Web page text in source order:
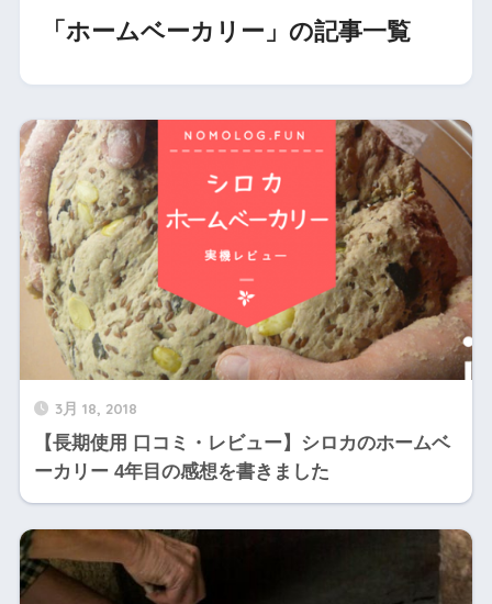
「ホームベーカリー」の記事一覧
3月 18, 2018
【長期使用 口コミ・レビュー】シロカのホームベ
ーカリー 4年目の感想を書きました